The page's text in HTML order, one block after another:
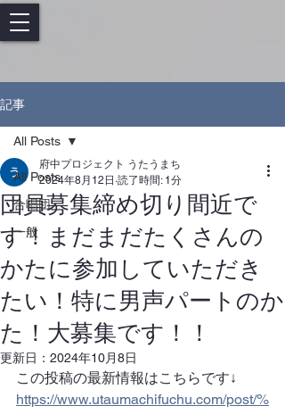
記事
All Posts
合唱団
一般
All Posts
団員募集締め切り間近で
す！まだまだたくさんの
かたに参加していただき
たい！特に男声パートのか
た！大募集です！！
府中プロジェクト うたうまち
2024年8月12日 読了時間: 1分
更新日： 2024年10月8日
この投稿の最新情報はこちらです↓
https://www.utaumachifuchu.com/post/%